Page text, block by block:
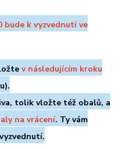
bude k vyzvednutí ve
v následujícím kroku
tolik vložte též obalů, a
na vrácení. Ty vám